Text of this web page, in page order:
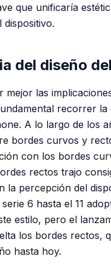
que unificaría
del diseño
mejor las
recorrer la
A lo largo de los
bordes curvos y
con los bordes
rectos trajo
la percepción del
6 hasta el 11
estilo, pero el
los bordes rectos,
hasta hoy.